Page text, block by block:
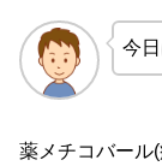
今
薬メチコバール